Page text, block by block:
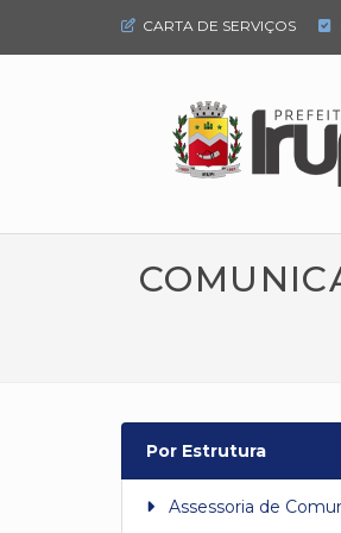
CARTA DE SERVIÇOS
Por Estrutura
Assessoria de